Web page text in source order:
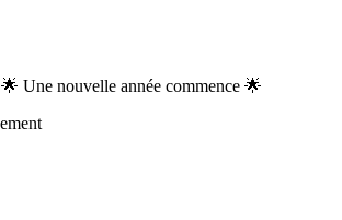
🌟 Une nouvelle année commence 🌟